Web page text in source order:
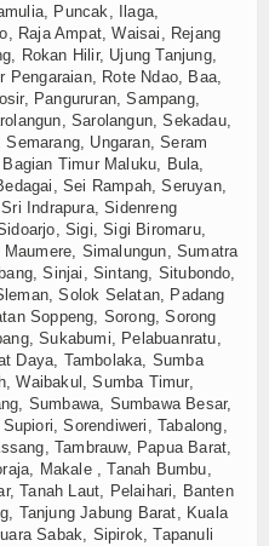
Puncak, Ilaga,
Raja Ampat, Waisai, Rejang
Rokan Hilir, Ujung Tanjung,
Pengaraian, Rote Ndao, Baa,
Pangururan, Sampang,
Sarolangun, Sekadau,
Ungaran, Seram
Timur Maluku, Bula,
Sei Rampah, Seruyan,
Indrapura, Sidenreng
Sigi, Sigi Biromaru,
Simalungun, Sumatra
Sinjai, Sintang, Situbondo,
Solok Selatan, Padang
Soppeng, Sorong, Sorong
Sukabumi, Pelabuanratu,
Daya, Tambolaka, Sumba
Waibakul, Sumba Timur,
Sumbawa, Sumbawa Besar,
Sorendiweri, Tabalong,
Tambrauw, Papua Barat,
Makale , Tanah Bumbu,
Tanah Laut, Pelaihari, Banten
Tanjung Jabung Barat, Kuala
Sabak, Sipirok, Tapanuli